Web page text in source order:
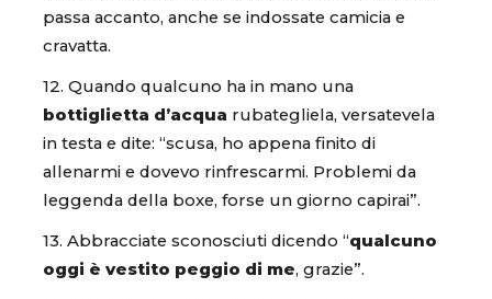
passa accanto, anche se indossate camicia e
cravatta.
12. Quando qualcuno ha in mano una
bottiglietta d’acqua rubategliela, versatevela
in testa e dite: “scusa, ho appena finito di
allenarmi e dovevo rinfrescarmi. Problemi da
leggenda della boxe, forse un giorno capirai”.
13. Abbracciate sconosciuti dicendo “qualcuno
oggi è vestito peggio di me, grazie”.